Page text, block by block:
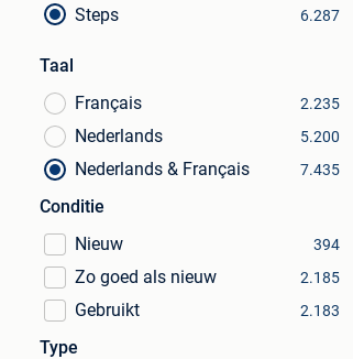
Steps
6.287
Taal
Français
2.235
Nederlands 5.200
Nederlands & Français 7.435
Conditie
Nieuw
394
Zo goed als nieuw 2.185
Gebruikt 2.183
Type